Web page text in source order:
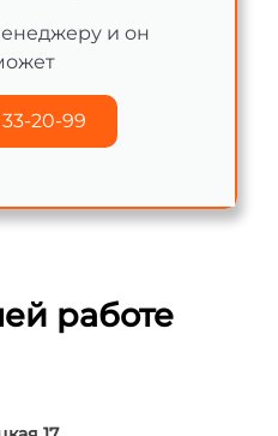
и он
20-99
работе